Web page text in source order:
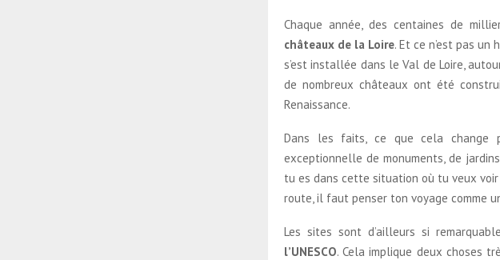
Chaque année, des centaines de
châteaux de la Loire. Et ce n’est pas un
s’est installée dans le Val de Loire,
de nombreux châteaux ont été
Renaissance.
Dans les faits, ce que cela change
exceptionnelle de monuments, de
tu es dans cette situation où tu veux
route, il faut penser ton voyage comme
Les sites sont d’ailleurs si
l’UNESCO. Cela implique deux choses